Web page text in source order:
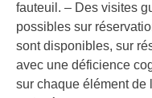
fauteuil. – Des visites
possibles sur
sont disponibles, sur
avec une déficience
sur chaque élément de